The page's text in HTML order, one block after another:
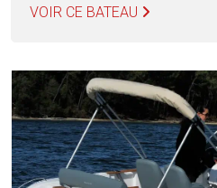
VOIR CE BATEAU